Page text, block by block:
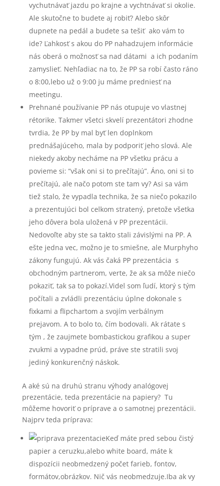
vychutnávať jazdu po krajne a vychtnávať si okolie.
Ale skutočne to budete aj robiť? Alebo skôr
dupnete na pedál a budete sa tešiť ako vám to
ide? Ľahkosť s akou do PP nahadzujem informácie
nás oberá o možnosť sa nad dátami a ich podaním
zamyslieť. Nehľadiac na to, že PP sa robí často ráno
o 8:00,lebo už o 9:00 ju máme predniesť na
meetingu.
Prehnané používanie PP nás otupuje vo vlastnej
rétorike. Takmer všetci skvelí prezentátori zhodne
tvrdia, že PP by mal byť len doplnkom
prednášajúceho, mala by podporiť jeho slová. Ale
niekedy akoby necháme na PP všetku prácu a
povieme si: “však oni si to prečítajú”. Áno, oni si to
prečítajú, ale načo potom ste tam vy? Asi sa vám
tiež stalo, že vypadla technika, že sa niečo pokazilo
a prezentujúci bol celkom stratený, pretože všetka
jeho dôvera bola uložená v PP prezentácii.
Nedovoľte aby ste sa takto stali závislými na PP. A
ešte jedna vec, možno je to smiešne, ale Murphyho
zákony fungujú. Ak vás čaká PP prezentácia s
obchodným partnerom, verte, že ak sa môže niečo
pokaziť, tak sa to pokazí.Videl som ľudí, ktorý s tým
počítali a zvládli prezentáciu úplne dokonale s
fixkami a flipchartom a svojím verbálnym
prejavom. A to bolo to, čím bodovali. Ak rátate s
tým , že zaujmete bombastickou grafikou a super
zvukmi a vypadne prúd, práve ste stratili svoj
jediný konkurenčný náskok.
A aké sú na druhú stranu výhody analógovej
prezentácie, teda prezentácie na papiery? Tu
môžeme hovoriť o príprave a o samotnej prezentácii.
Najprv teda príprava:
Keď máte pred sebou čistý
papier a ceruzku,alebo white board, máte k
dispozícii neobmedzený počet farieb, fontov,
formátov,obrázkov. Nič vás neobmedzuje.Iba ak vy